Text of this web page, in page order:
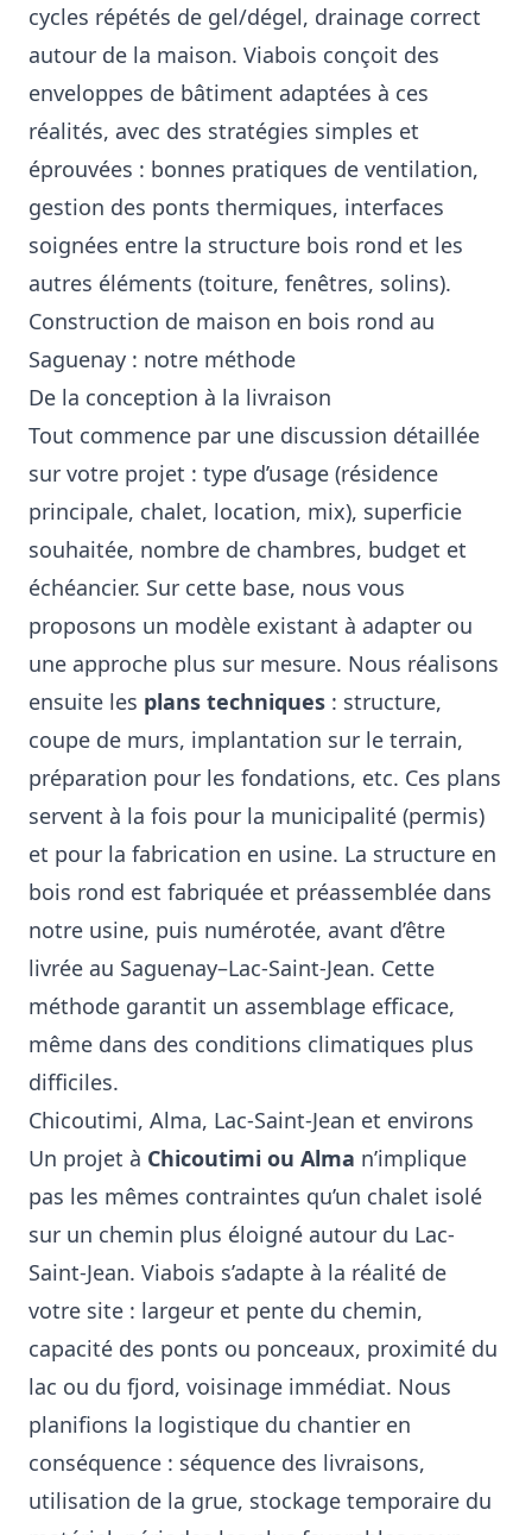
cycles répétés de gel/dégel, drainage correct
autour de la maison. Viabois conçoit des
enveloppes de bâtiment adaptées à ces
réalités, avec des stratégies simples et
éprouvées : bonnes pratiques de ventilation,
gestion des ponts thermiques, interfaces
soignées entre la structure bois rond et les
autres éléments (toiture, fenêtres, solins).
Construction de maison en bois rond au
Saguenay : notre méthode
De la conception à la livraison
Tout commence par une discussion détaillée
sur votre projet : type d’usage (résidence
principale, chalet, location, mix), superficie
souhaitée, nombre de chambres, budget et
échéancier. Sur cette base, nous vous
proposons un modèle existant à adapter ou
une approche plus sur mesure. Nous réalisons
ensuite les plans techniques : structure,
coupe de murs, implantation sur le terrain,
préparation pour les fondations, etc. Ces plans
servent à la fois pour la municipalité (permis)
et pour la fabrication en usine. La structure en
bois rond est fabriquée et préassemblée dans
notre usine, puis numérotée, avant d’être
livrée au Saguenay–Lac-Saint-Jean. Cette
méthode garantit un assemblage efficace,
même dans des conditions climatiques plus
difficiles.
Chicoutimi, Alma, Lac-Saint-Jean et environs
Un projet à Chicoutimi ou Alma n’implique
pas les mêmes contraintes qu’un chalet isolé
sur un chemin plus éloigné autour du Lac-
Saint-Jean. Viabois s’adapte à la réalité de
votre site : largeur et pente du chemin,
capacité des ponts ou ponceaux, proximité du
lac ou du fjord, voisinage immédiat. Nous
planifions la logistique du chantier en
conséquence : séquence des livraisons,
utilisation de la grue, stockage temporaire du